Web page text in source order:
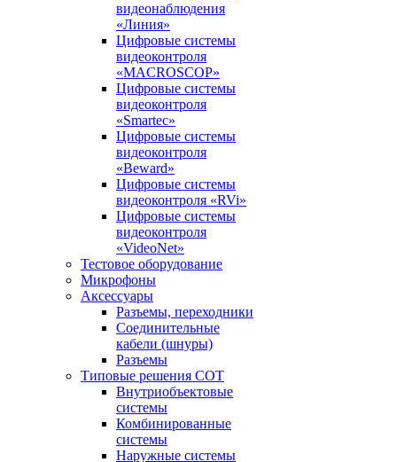
видеонаблюдения
«Линия»
Цифровые системы
видеоконтроля
«MACROSCOP»
Цифровые системы
видеоконтроля
«Smartec»
Цифровые системы
видеоконтроля
«Beward»
Цифровые системы
видеоконтроля «RVi»
Цифровые системы
видеоконтроля
«VideoNet»
Тестовое оборудование
Микрофоны
Аксессуары
Разъемы, переходники
Соединительные
кабели (шнуры)
Разъемы
Типовые решения СОТ
Внутриобъектовые
системы
Комбинированные
системы
Наружные системы